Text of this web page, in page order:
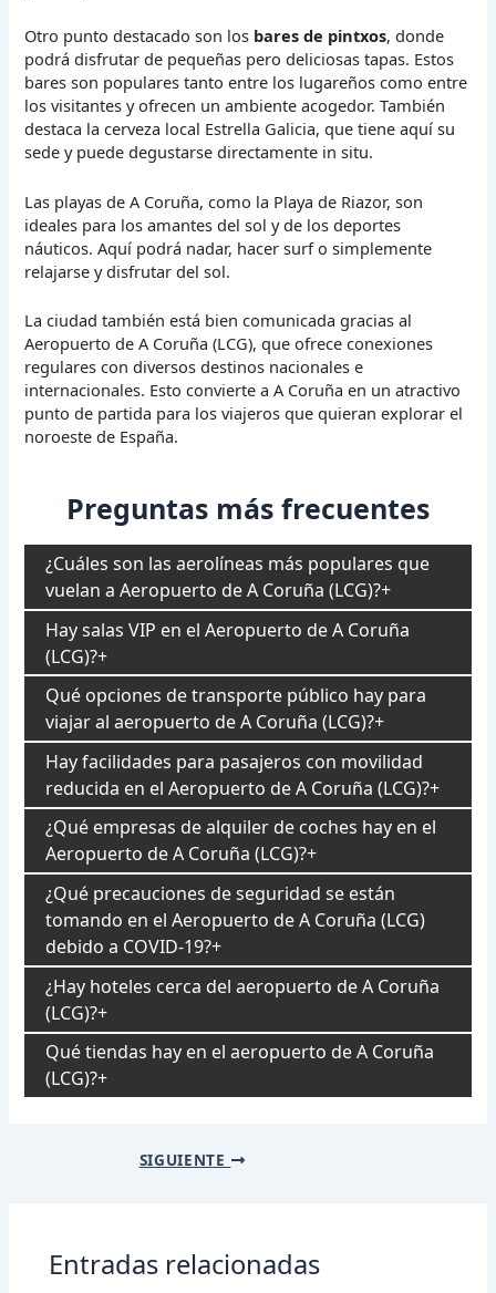
Otro punto destacado son los bares de pintxos, donde
podrá disfrutar de pequeñas pero deliciosas tapas. Estos
bares son populares tanto entre los lugareños como entre
los visitantes y ofrecen un ambiente acogedor. También
destaca la cerveza local Estrella Galicia, que tiene aquí su
sede y puede degustarse directamente in situ.
Las playas de A Coruña, como la Playa de Riazor, son
ideales para los amantes del sol y de los deportes
náuticos. Aquí podrá nadar, hacer surf o simplemente
relajarse y disfrutar del sol.
La ciudad también está bien comunicada gracias al
Aeropuerto de A Coruña (LCG), que ofrece conexiones
regulares con diversos destinos nacionales e
internacionales. Esto convierte a A Coruña en un atractivo
punto de partida para los viajeros que quieran explorar el
noroeste de España.
Preguntas más frecuentes
¿Cuáles son las aerolíneas más populares que
vuelan a Aeropuerto de A Coruña (LCG)?
Hay salas VIP en el Aeropuerto de A Coruña
(LCG)?
Qué opciones de transporte público hay para
viajar al aeropuerto de A Coruña (LCG)?
Hay facilidades para pasajeros con movilidad
reducida en el Aeropuerto de A Coruña (LCG)?
¿Qué empresas de alquiler de coches hay en el
Aeropuerto de A Coruña (LCG)?
¿Qué precauciones de seguridad se están
tomando en el Aeropuerto de A Coruña (LCG)
debido a COVID-19?
¿Hay hoteles cerca del aeropuerto de A Coruña
(LCG)?
Qué tiendas hay en el aeropuerto de A Coruña
(LCG)?
SIGUIENTE
Entradas relacionadas